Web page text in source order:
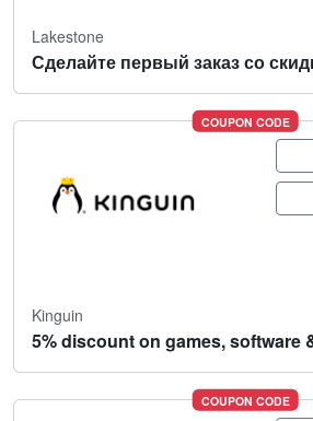
Lakestone
Сделайте первый заказ со
COUPON CODE
Kinguin
5% discount on games, software
COUPON CODE